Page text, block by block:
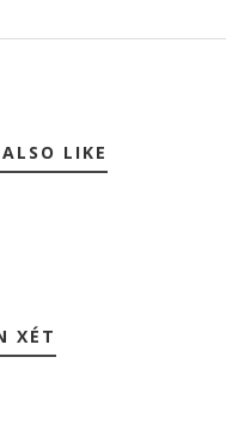
LIKE
XÉT